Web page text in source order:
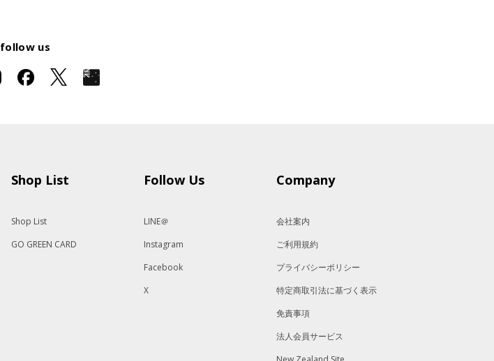
follow us
Shop List
Shop List
GO GREEN CARD
Follow Us
LINE＠
Instagram
Facebook
X
Company
会社案内
ご利用規約
プライバシーポリシー
特定商取引法に基づく表示
免責事項
法人会員サービス